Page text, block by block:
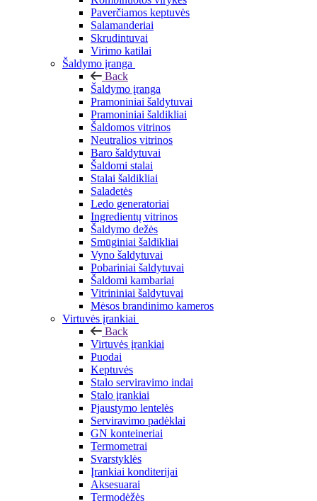
Paverčiamos keptuvės
Salamanderiai
Skrudintuvai
Virimo katilai
Šaldymo įranga
Back
Šaldymo įranga
Pramoniniai šaldytuvai
Pramoniniai šaldikliai
Šaldomos vitrinos
Neutralios vitrinos
Baro šaldytuvai
Šaldomi stalai
Stalai šaldikliai
Saladetės
Ledo generatoriai
Ingredientų vitrinos
Šaldymo dežės
Smūginiai šaldikliai
Vyno šaldytuvai
Pobariniai šaldytuvai
Šaldomi kambariai
Vitrininiai šaldytuvai
Mėsos brandinimo kameros
Virtuvės įrankiai
Back
Virtuvės įrankiai
Puodai
Keptuvės
Stalo serviravimo indai
Stalo įrankiai
Pjaustymo lentelės
Serviravimo padėklai
GN konteineriai
Termometrai
Svarstyklės
Įrankiai konditerijai
Aksesuarai
Termodėžės